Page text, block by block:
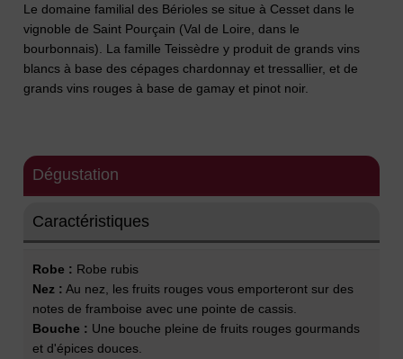
Le domaine familial des Bérioles se situe à Cesset dans le
vignoble de Saint Pourçain (Val de Loire, dans le
bourbonnais). La famille Teissèdre y produit de grands vins
blancs à base des cépages chardonnay et tressallier, et de
grands vins rouges à base de gamay et pinot noir.
Dégustation
Caractéristiques
Robe : Robe rubis
Nez : Au nez, les fruits rouges vous emporteront sur des
notes de framboise avec une pointe de cassis.
Bouche : Une bouche pleine de fruits rouges gourmands
et d'épices douces.